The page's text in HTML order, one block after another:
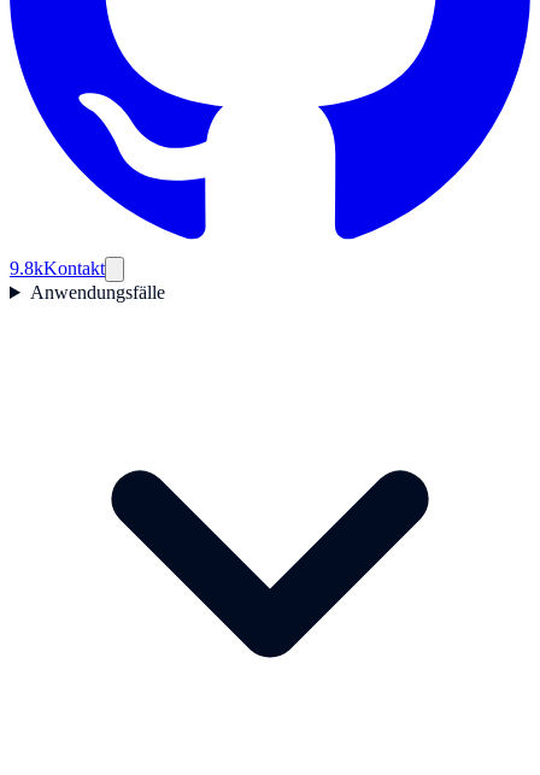
9.8kKontakt
Anwendungsfälle